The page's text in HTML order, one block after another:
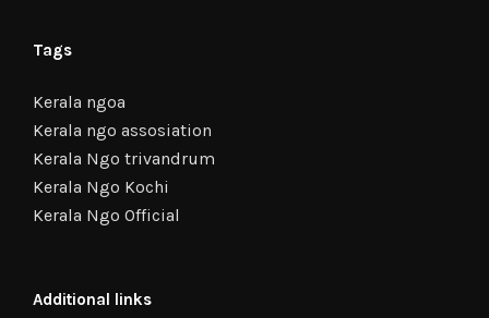
Tags
Kerala ngoa
Kerala ngo assosiation
Kerala Ngo trivandrum
Kerala Ngo Kochi
Kerala Ngo Official
Additional links